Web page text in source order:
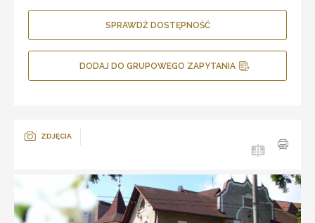
SPRAWDŹ DOSTĘPNOŚĆ
DODAJ DO GRUPOWEGO ZAPYTANIA
ZDJĘCIA